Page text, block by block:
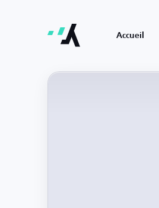
Accueil